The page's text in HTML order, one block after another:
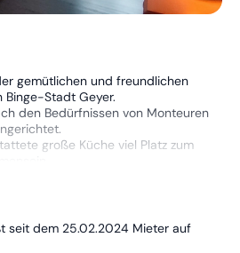
gemütlichen und freundlichen
Binge-Stadt Geyer.
den Bedürfnissen von Monteuren
große Küche viel Platz zum
zudem für guten Schlaf.
Hochparterre befindet sind es nur
alle Raucher interessant)
seit dem 25.02.2024 Mieter auf